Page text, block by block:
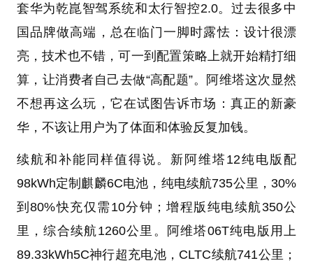
套华为乾崑智驾系统和太行智控2.0。过去很多中
国品牌做高端，总在临门一脚时露怯：设计很漂
亮，技术也不错，可一到配置策略上就开始精打细
算，让消费者自己去做“高配题”。阿维塔这次显然
不想再这么玩，它在试图告诉市场：真正的新豪
华，不该让用户为了体面和体验反复加钱。
续航和补能同样值得说。新阿维塔12纯电版配
98kWh定制麒麟6C电池，纯电续航735公里，30%
到80%快充仅需10分钟；增程版纯电续航350公
里，综合续航1260公里。阿维塔06T纯电版用上
89.33kWh5C神行超充电池，CLTC续航741公里；